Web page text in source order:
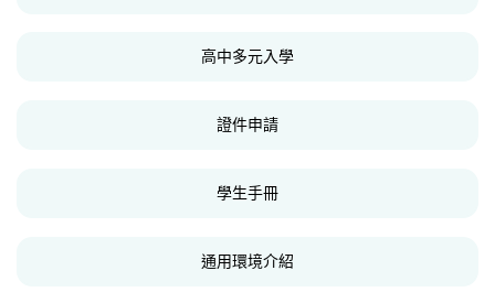
高中多元入學
證件申請
學生手冊
通用環境介紹